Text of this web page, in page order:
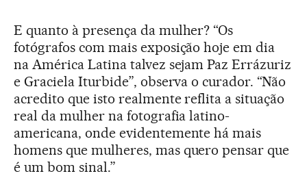
E quanto à presença da mulher? “Os
fotógrafos com mais exposição hoje em dia
na América Latina talvez sejam Paz Errázuriz
e Graciela Iturbide”, observa o curador. “Não
acredito que isto realmente reflita a situação
real da mulher na fotografia latino-
americana, onde evidentemente há mais
homens que mulheres, mas quero pensar que
é um bom sinal.”